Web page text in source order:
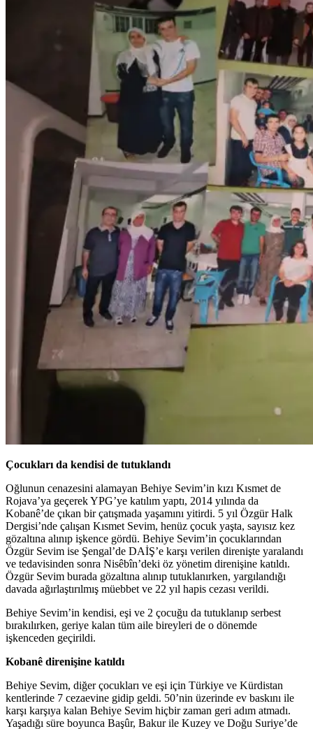
Çocukları da kendisi de tutuklandı
Oğlunun cenazesini alamayan Behiye Sevim’in kızı Kısmet de
Rojava’ya geçerek YPG’ye katılım yaptı, 2014 yılında da
Kobanê’de çıkan bir çatışmada yaşamını yitirdi. 5 yıl Özgür Halk
Dergisi’nde çalışan Kısmet Sevim, henüz çocuk yaşta, sayısız kez
gözaltına alınıp işkence gördü. Behiye Sevim’in çocuklarından
Özgür Sevim ise Şengal’de DAİŞ’e karşı verilen direnişte yaralandı
ve tedavisinden sonra Nisêbîn’deki öz yönetim direnişine katıldı.
Özgür Sevim burada gözaltına alınıp tutuklanırken, yargılandığı
davada ağırlaştırılmış müebbet ve 22 yıl hapis cezası verildi.
Behiye Sevim’in kendisi, eşi ve 2 çocuğu da tutuklanıp serbest
bırakılırken, geriye kalan tüm aile bireyleri de o dönemde
işkenceden geçirildi.
Kobanê direnişine katıldı
Behiye Sevim, diğer çocukları ve eşi için Türkiye ve Kürdistan
kentlerinde 7 cezaevine gidip geldi. 50’nin üzerinde ev baskını ile
karşı karşıya kalan Behiye Sevim hiçbir zaman geri adım atmadı.
Yaşadığı süre boyunca Başûr, Bakur ile Kuzey ve Doğu Suriye’de